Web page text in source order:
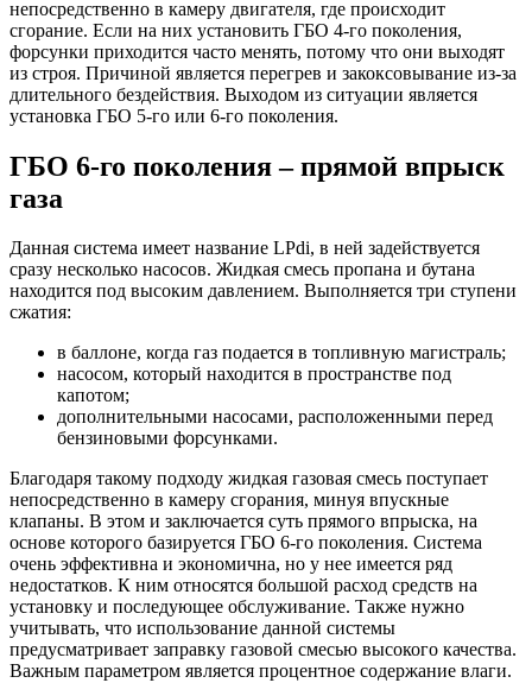
непосредственно в камеру двигателя, где происходит
сгорание. Если на них установить ГБО 4-го поколения,
форсунки приходится часто менять, потому что они выходят
из строя. Причиной является перегрев и закоксовывание из-за
длительного бездействия. Выходом из ситуации является
установка ГБО 5-го или 6-го поколения.
ГБО 6-го поколения – прямой впрыск
газа
Данная система имеет название LPdi, в ней задействуется
сразу несколько насосов. Жидкая смесь пропана и бутана
находится под высоким давлением. Выполняется три ступени
сжатия:
в баллоне, когда газ подается в топливную магистраль;
насосом, который находится в пространстве под
капотом;
дополнительными насосами, расположенными перед
бензиновыми форсунками.
Благодаря такому подходу жидкая газовая смесь поступает
непосредственно в камеру сгорания, минуя впускные
клапаны. В этом и заключается суть прямого впрыска, на
основе которого базируется ГБО 6-го поколения. Система
очень эффективна и экономична, но у нее имеется ряд
недостатков. К ним относятся большой расход средств на
установку и последующее обслуживание. Также нужно
учитывать, что использование данной системы
предусматривает заправку газовой смесью высокого качества.
Важным параметром является процентное содержание влаги.